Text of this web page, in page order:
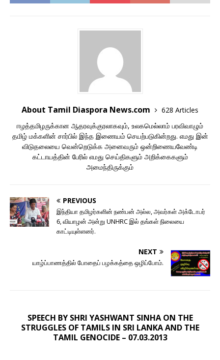
About Tamil Diaspora News.com
628 Articles
ஈழத்தமிழருக்கான ஆதரவுக்குரலாகவும், உலகமெல்லாம் பரவிவாழும்
தமிழ் மக்களின் சார்பில் இந்த இணையம் செயற்படுகின்றது. எமது இன்
விடுதலையை வென்றெடுக்க அனைவரும் ஒன்றிணையவேண்டி
கட்டாயத்தின் பேரில் எமது செய்திகளும் அறிக்கைகளும்
அமைந்திருக்கும்
PREVIOUS
இந்தியா தமிழர்களின் நண்பன் அல்ல, அவர்கள் அக்டோபர்
6, வியாழன் அன்று UNHRC இல் தங்கள் நிலையை
காட்டியுள்ளனர்.
NEXT
யாழ்ப்பாணத்தில் போதைப் பழக்கத்தை ஒழிப்போம்.
SPEECH BY SHRI YASHWANT SINHA ON THE
STRUGGLES OF TAMILS IN SRI LANKA AND THE
TAMIL GENOCIDE – 07.03.2013